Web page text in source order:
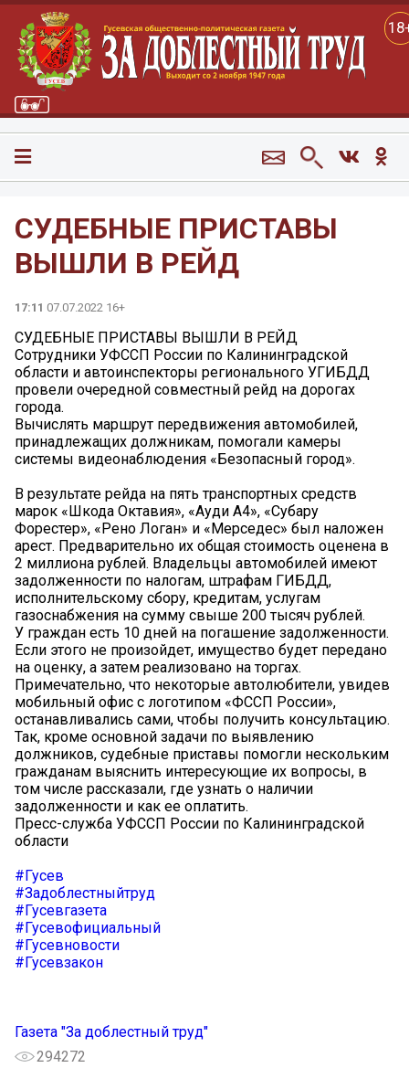
СУДЕБНЫЕ ПРИСТАВЫ
ВЫШЛИ В РЕЙД
17:11 07.07.2022 16+
СУДЕБНЫЕ ПРИСТАВЫ ВЫШЛИ В РЕЙД
Сотрудники УФССП России по Калининградской
области и автоинспекторы регионального УГИБДД
провели очередной совместный рейд на дорогах
города.
Вычислять маршрут передвижения автомобилей,
принадлежащих должникам, помогали камеры
системы видеонаблюдения «Безопасный город».
В результате рейда на пять транспортных средств
марок «Шкода Октавия», «Ауди А4», «Субару
Форестер», «Рено Логан» и «Мерседес» был наложен
арест. Предварительно их общая стоимость оценена в
2 миллиона рублей. Владельцы автомобилей имеют
задолженности по налогам, штрафам ГИБДД,
исполнительскому сбору, кредитам, услугам
газоснабжения на сумму свыше 200 тысяч рублей.
У граждан есть 10 дней на погашение задолженности.
Если этого не произойдет, имущество будет передано
на оценку, а затем реализовано на торгах.
Примечательно, что некоторые автолюбители, увидев
мобильный офис с логотипом «ФССП России»,
останавливались сами, чтобы получить консультацию.
Так, кроме основной задачи по выявлению
должников, судебные приставы помогли нескольким
гражданам выяснить интересующие их вопросы, в
том числе рассказали, где узнать о наличии
задолженности и как ее оплатить.
Пресс-служба УФССП России по Калининградской
области
#Гусев
#Задоблестныйтруд
#Гусевгазета
#Гусевофициальный
#Гусевновости
#Гусевзакон
Газета "За доблестный труд"
294272